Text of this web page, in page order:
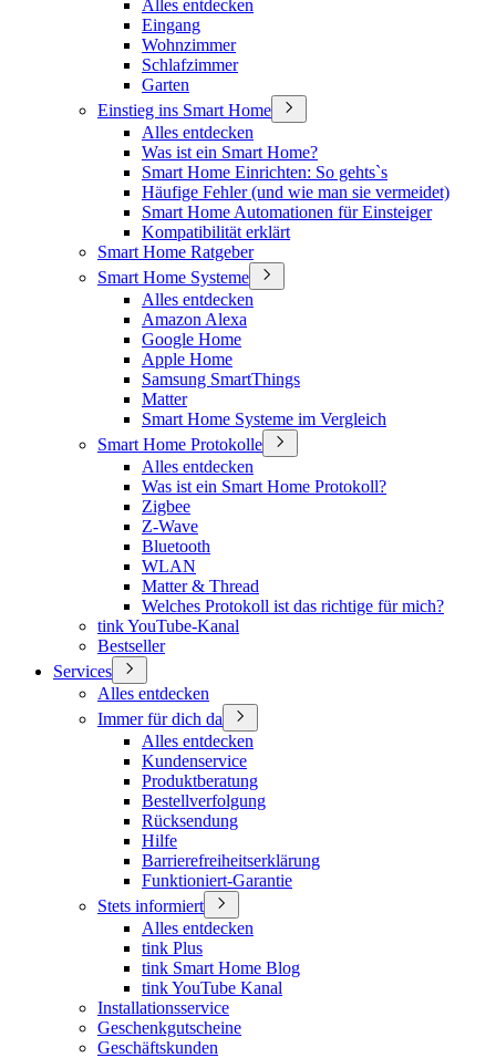
Alles entdecken
Eingang
Wohnzimmer
Schlafzimmer
Garten
Einstieg ins Smart Home
Alles entdecken
Was ist ein Smart Home?
Smart Home Einrichten: So gehts`s
Häufige Fehler (und wie man sie vermeidet)
Smart Home Automationen für Einsteiger
Kompatibilität erklärt
Smart Home Ratgeber
Smart Home Systeme
Alles entdecken
Amazon Alexa
Google Home
Apple Home
Samsung SmartThings
Matter
Smart Home Systeme im Vergleich
Smart Home Protokolle
Alles entdecken
Was ist ein Smart Home Protokoll?
Zigbee
Z-Wave
Bluetooth
WLAN
Matter & Thread
Welches Protokoll ist das richtige für mich?
tink YouTube-Kanal
Bestseller
Services
Alles entdecken
Immer für dich da
Alles entdecken
Kundenservice
Produktberatung
Bestellverfolgung
Rücksendung
Hilfe
Barrierefreiheitserklärung
Funktioniert-Garantie
Stets informiert
Alles entdecken
tink Plus
tink Smart Home Blog
tink YouTube Kanal
Installationsservice
Geschenkgutscheine
Geschäftskunden